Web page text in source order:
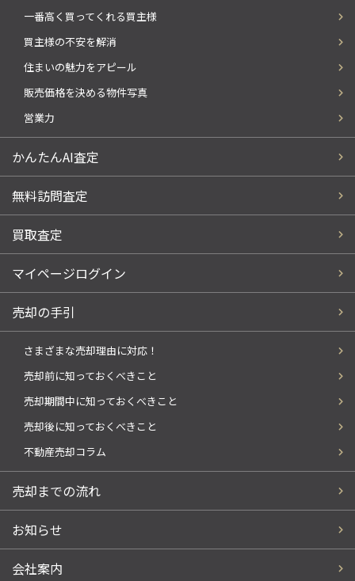
一番高く買ってくれる買主様
買主様の不安を解消
住まいの魅力をアピール
販売価格を決める物件写真
営業力
かんたんAI査定
無料訪問査定
買取査定
マイページログイン
売却の手引
さまざまな売却理由に対応！
売却前に知っておくべきこと
売却期間中に知っておくべきこと
売却後に知っておくべきこと
不動産売却コラム
売却までの流れ
お知らせ
会社案内